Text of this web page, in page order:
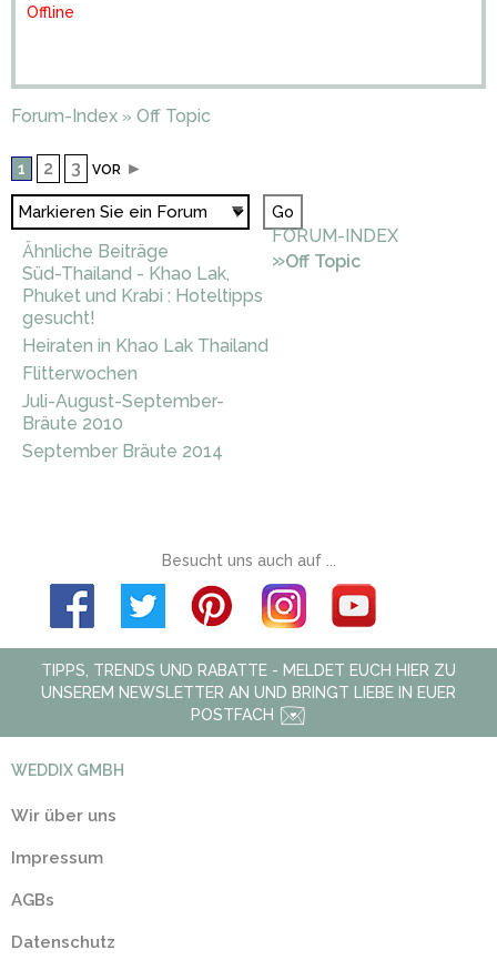
Offline
Forum-Index » Off Topic
1 2 3 VOR ►
Ähnliche Beiträge
Süd-Thailand - Khao Lak,
Phuket und Krabi : Hoteltipps
gesucht!
Heiraten in Khao Lak Thailand
Flitterwochen
Juli-August-September-
Bräute 2010
September Bräute 2014
FORUM-INDEX
»Off Topic
Besucht uns auch auf ...
TIPPS, TRENDS UND RABATTE - MELDET EUCH HIER ZU
UNSEREM NEWSLETTER AN UND BRINGT LIEBE IN EUER
POSTFACH
WEDDIX GMBH
Wir über uns
Impressum
AGBs
Datenschutz